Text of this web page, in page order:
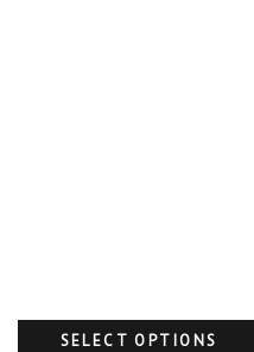
SELECT OPTIONS